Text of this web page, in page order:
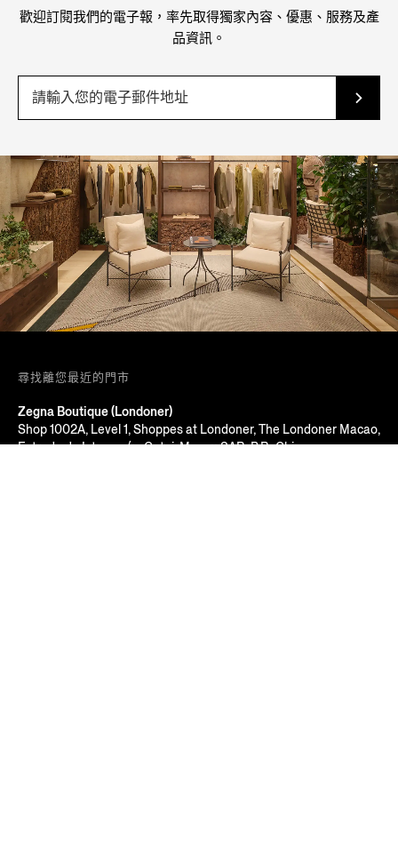
歡迎訂閱我們的電子報，率先取得獨家內容、優惠、服務及產
品資訊。
尋找離您最近的門市
Zegna Boutique (Londoner)
Shop 1002A, Level 1, Shoppes at Londoner, The Londoner Macao,
Estrada do Istmo, s/n, Cotai, Macau SAR, P.R. China